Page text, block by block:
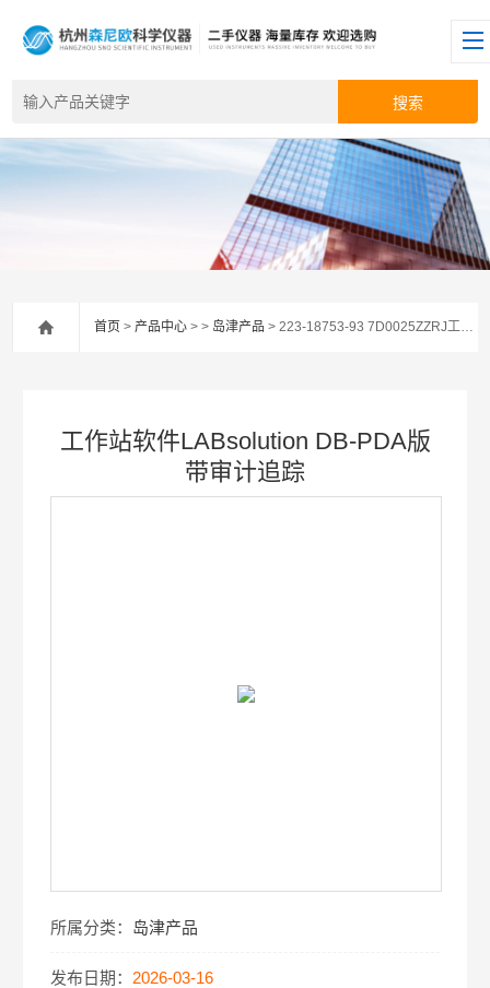
首页 >产品中心 > > 岛津产品 > 223-18753-93 7D0025ZZRJ工作站软件LABsolution DB-PDA版带审计追踪
工作站软件LABsolution DB-PDA版
带审计追踪
所属分类： 岛津产品
发布日期： 2026-03-16